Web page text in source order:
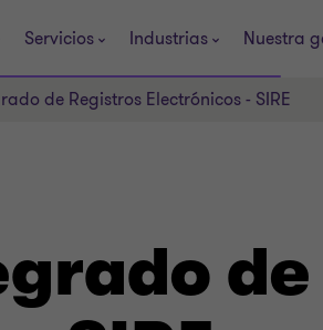
Servicios Industrias Nuestra
de Registros Electrónicos - SIRE